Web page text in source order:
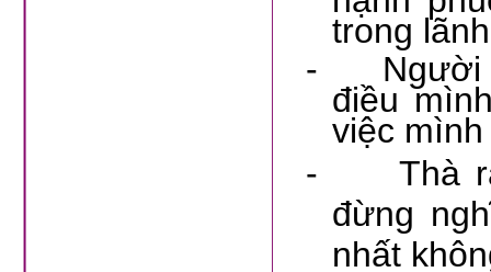
trong
-
điều
việc
-
Thà
đừng
nhất